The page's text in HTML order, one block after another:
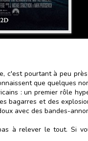
c'est pourtant à peu
que quelques
: un premier rôle
bagarres et des
avec des bandes-
à relever le tout. Si